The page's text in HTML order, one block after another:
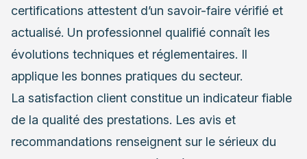
certifications attestent d’un savoir-faire vérifié et
actualisé. Un professionnel qualifié connaît les
évolutions techniques et réglementaires. Il
applique les bonnes pratiques du secteur.
La satisfaction client constitue un indicateur fiable
de la qualité des prestations. Les avis et
recommandations renseignent sur le sérieux du